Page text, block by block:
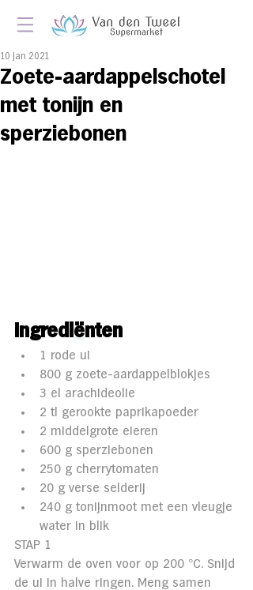
Zoete-aardappelschotel
met tonijn en
sperziebonen
10 jan 2021
Ingredi ënten
1 rode ui
800 g zoete-aardappelblokjes
3 el arachideolie
2 tl gerookte paprikapoeder
2 middelgrote eieren
600 g sperziebonen
250 g cherrytomaten
20 g verse selderij
240 g tonijnmoot met een vleugje
water in blik
STAP 1
Verwarm de oven voor op 200 °C. Snijd
de ui in halve ringen. Meng samen